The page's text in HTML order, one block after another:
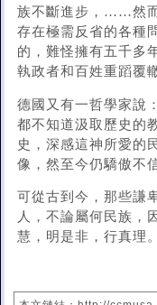
族不斷進步，……然
存在極需反省的各種
的，難怪擁有五千多
執政者和百姓重蹈覆轍
德國又有一哲學家說
都不知道汲取歷史的
史，深感這神所愛的
像，然至今仍驕傲不
可從古到今，那些謙
人，不論屬何民族，
慧，明是非，行真理。